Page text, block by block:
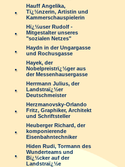
Hauff Angelika,
Tï¿½nzerin, Artistin und
Kammerschauspielerin
Hï¿½user Rudolf -
Mitgestalter unseres
"sozialen Netzes"
Haydn in der Ungargasse
und Rochusgasse
Hayek, der
Nobelpreistrï¿½ger aus
der Messenhausergasse
Herrmann Julius, der
Landstraï¿½er
Deutschmeister
Herzmanovsky-Orlando
Fritz, Graphiker, Architekt
und Schriftsteller
Heuberger Richard, der
komponierende
Eisenbahntechniker
Hiden Rudi, Tormann des
Wunderteams und
Bï¿½cker auf der
Landstraï¿½e